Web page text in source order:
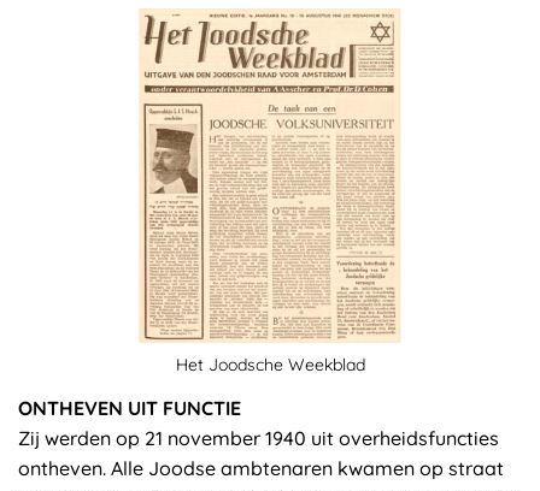
Het Joodsche Weekblad
ONTHEVEN UIT FUNCTIE
Zij werden op 21 november 1940 uit overheidsfuncties
ontheven. Alle Joodse ambtenaren kwamen op straat